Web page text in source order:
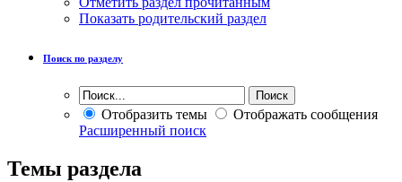
Показать родительский раздел
Поиск по разделу
Отобразить темы
Отображать сообщения
Расширенный поиск
Темы раздела